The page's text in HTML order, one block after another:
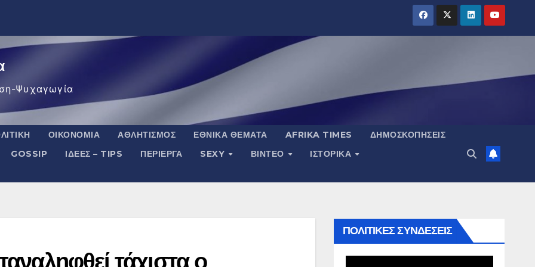
Ψυχαγωγία
ΟΙΚΟΝΟΜΊΑ ΑΘΛΗΤΙΣΜΌΣ ΕΘΝΙΚΆ ΘΈΜΑΤΑ AFRIKA TIMES
ΔΗΜΟΣΚΟΠΉΣΕΙΣ
GOSSIP ΙΔΈΕΣ – TIPS ΠΕΡΊΕΡΓΑ SEXY ΒΙΝΤΕΟ
ΙΣΤΟΡΙΚΆ
τάχιστα ο
ΠΟΛΙΤΙΚΕΣ ΣΥΝΔΕΣΕΙΣ